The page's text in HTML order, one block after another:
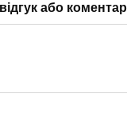
або коментар